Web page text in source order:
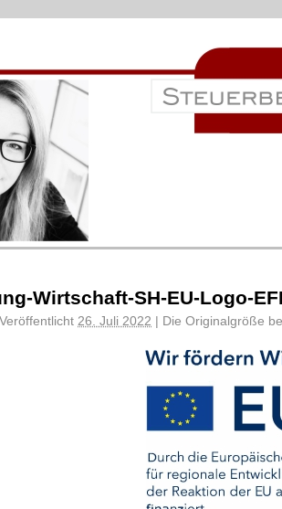
Wirtschaft-SH-EU-Logo-
Veröffentlicht 26. Juli 2022 | Die Originalgröße